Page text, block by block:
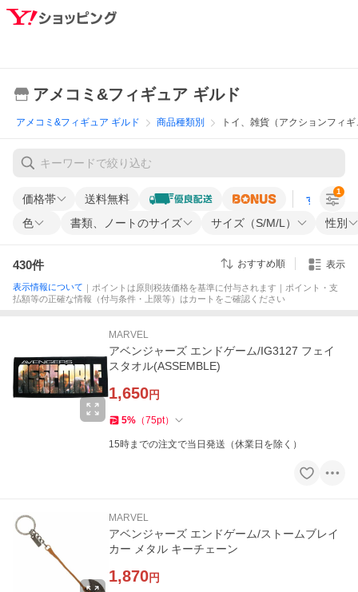
アメコミ&フィギュア ギルド
アメコミ&フィギュア ギルド 商品種類別 トイ、雑貨（アクションフィ
価格帯 送料無料 すべての条
色 書類、ノートのサイズ サイズ（S/M/L） 性別
1
430件 おすすめ順 表示
表示情報について ｜ポイントは原則税抜価格を基準に付与されます｜ポイント・支
払額等の正確な情報（付与条件・上限等）はカートをご確認ください
MARVEL
アベンジャーズ エンドゲーム/IG3127 フェイ
スタオル(ASSEMBLE)
1,650円
5% （75pt）
15時までの注文で当日発送（休業日を除く）
MARVEL
アベンジャーズ エンドゲーム/ストームブレイ
カー メタル キーチェーン
1,870円